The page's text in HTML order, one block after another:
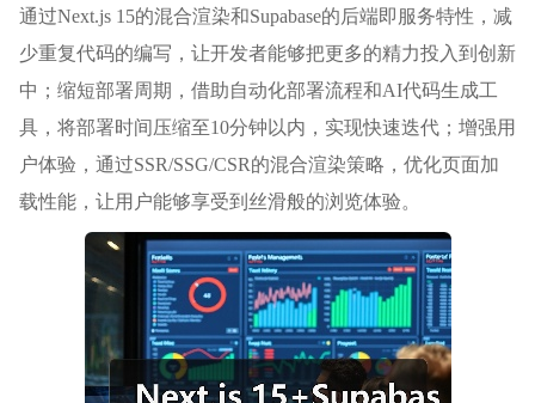
通过Next.js 15的混合渲染和Supabase的后端即服务特性，减
少重复代码的编写，让开发者能够把更多的精力投入到创新
中；缩短部署周期，借助自动化部署流程和AI代码生成工
具，将部署时间压缩至10分钟以内，实现快速迭代；增强用
户体验，通过SSR/SSG/CSR的混合渲染策略，优化页面加
载性能，让用户能够享受到丝滑般的浏览体验。